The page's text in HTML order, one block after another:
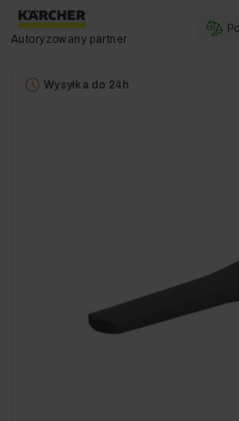
Autoryzowany partner
Wysyłka do 24h